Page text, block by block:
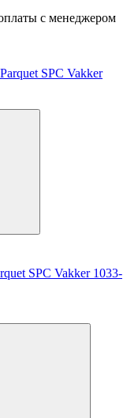
с менеджером
SPC Vakker 1033-